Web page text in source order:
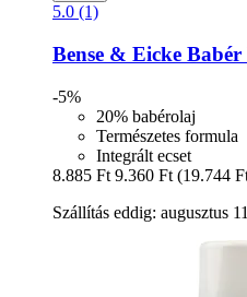
5.0 (1)
Bense & Eicke Babér
-5%
20% babérolaj
Természetes formula
Integrált ecset
8.885 Ft 9.360 Ft (19.744
Szállítás eddig: augusztus